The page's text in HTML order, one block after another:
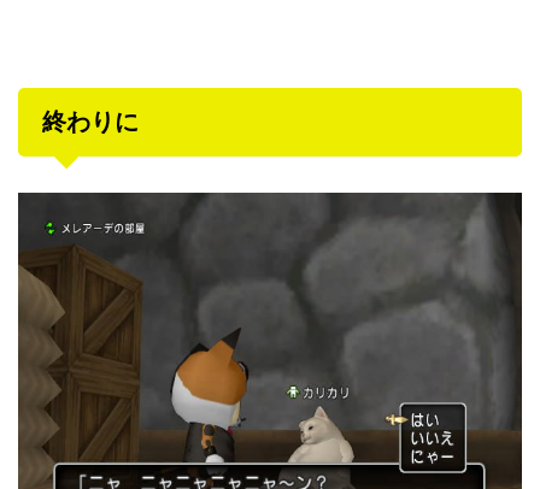
終わりに